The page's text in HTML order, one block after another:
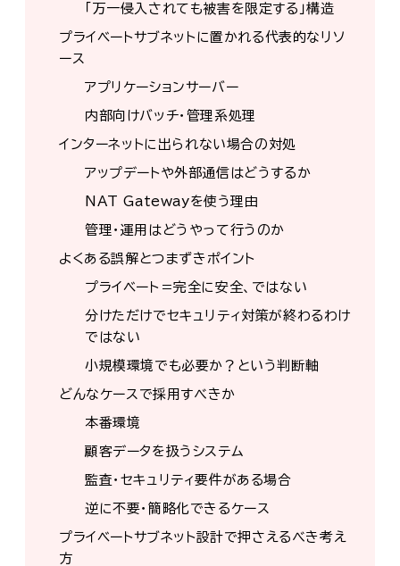
「万一侵入されても被害を限定する」構造
プライベートサブネットに置かれる代表的なリソ
ース
アプリケーションサーバー
内部向けバッチ・管理系処理
インターネットに出られない場合の対処
アップデートや外部通信はどうするか
NAT Gatewayを使う理由
管理・運用はどうやって行うのか
よくある誤解とつまずきポイント
プライベート＝完全に安全、ではない
分けただけでセキュリティ対策が終わるわけ
ではない
小規模環境でも必要か？という判断軸
どんなケースで採用すべきか
本番環境
顧客データを扱うシステム
監査・セキュリティ要件がある場合
逆に不要・簡略化できるケース
プライベートサブネット設計で押さえるべき考え
方